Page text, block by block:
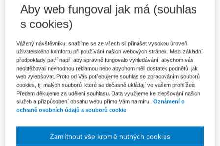
Nezmeškejte šanci získat nejnovější informace přímo od tvůrců
legislativy. Připojte se online nebo osobně v konferenčním sále
hotelu DAP v Praze.
Účast na akci splňuje podmínky pro uznání v systému KPV
(Kontinuálního profesního vzdělávání) Komory daňových
poradců ČR.
Využijte výrazných množstevních slev!
od 2 účastníků sleva 30 % (cena za jednoho účastníka - 4 192
Kč - prezenčně, 3 703 Kč - online)
od 3 účastníků sleva 40 % (cena za jednoho účastníka - 3 594
Jedinou podmínkou je, že sleva platí v rámci jedné objednávky,
Aby web fungoval jak má (souhlas
s cookies)
Vážený návštěvníku, snažíme se ze všech sil přinášet vysokou úroveň
uživatelského komfortu při používání našich webových stránek. Mezi základní
předpoklady patří např. aby správně fungovalo vyhledávání, abychom vás
neobtěžovali nevhodnou reklamou nebo abychom měli dostatek podnětů, jak
web vylepšovat. Proto od Vás potřebujeme souhlas se zpracováním souborů
cookies, tj. malých souborů, které se dočasně ukládají ve vašem prohlížeči.
Předem děkujeme za udělení souhlasu. Data využijeme ke zlepšování našich
služeb a přizpůsobení obsahu webu přímo Vám na míru.
Oznámení o
ochraně osobních údajů a souborů cookie
Zamítnout vše kromě nutných cookies